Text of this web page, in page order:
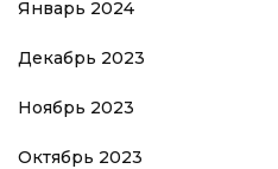
Январь 2024
Декабрь 2023
Ноябрь 2023
Октябрь 2023